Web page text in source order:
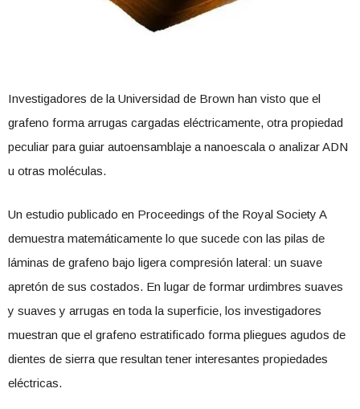
Investigadores de la Universidad de Brown han visto que el
grafeno forma arrugas cargadas eléctricamente, otra propiedad
peculiar para guiar autoensamblaje a nanoescala o analizar ADN
u otras moléculas.
Un estudio publicado en Proceedings of the Royal Society A
demuestra matemáticamente lo que sucede con las pilas de
láminas de grafeno bajo ligera compresión lateral: un suave
apretón de sus costados. En lugar de formar urdimbres suaves
y suaves y arrugas en toda la superficie, los investigadores
muestran que el grafeno estratificado forma pliegues agudos de
dientes de sierra que resultan tener interesantes propiedades
eléctricas.